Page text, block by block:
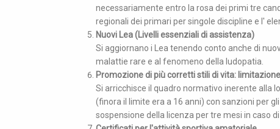
necessariamente entro la rosa dei primi tre
regionali dei primari per singole discipline e l'
Nuovi Lea (Livelli essenziali di assistenza)
Si aggiornano i Lea tenendo conto anche di
malattie rare e al fenomeno della ludopatia.
Promozione di più corretti stili di vita:
Si arricchisce il quadro normativo inerente alla
(finora il limite era a 16 anni) con sanzioni per
sospensione della licenza per tre mesi in caso di